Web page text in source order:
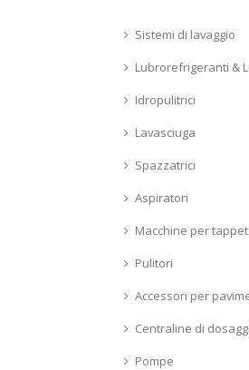
Sistemi di lavaggio
Lubrorefrigeranti &
Idropulitrici
Lavasciuga
Spazzatrici
Aspiratori
Macchine per tappeti
Pulitori
Accessori per
Centraline di
Pompe